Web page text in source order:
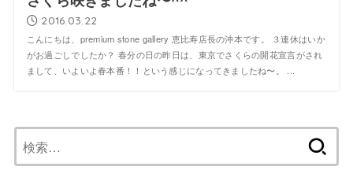
2016.03.22
こんにちは、premium stone gallery 恵比寿店長の沖本です。 ３連休はいか
がお過ごしでしたか？ 春分の日の昨日は、東京でさくらの開花宣言がされ
まして、いよいよ春本番！！という感じになってきましたね〜。 ...
索: